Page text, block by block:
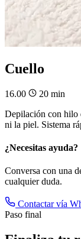
Cuello
16.00
20 min
Depilación con hilo
ni la piel. Sistema
¿Necesitas ayuda?
Conversa con una
cualquier duda.
Contactar vía
Paso final